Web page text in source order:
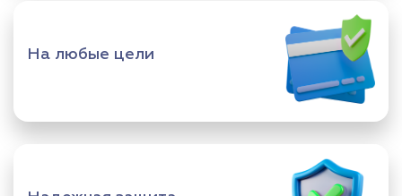
На любые цели